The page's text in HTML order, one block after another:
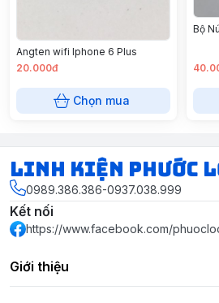
Angten wifi Iphone 6 Plus
20.000đ
Chọn mua
Bộ
LINH KIỆN PHƯỚC
0989.386.386-0937.038.999
Kết nối
https://www.facebook.com/
Giới thiệu